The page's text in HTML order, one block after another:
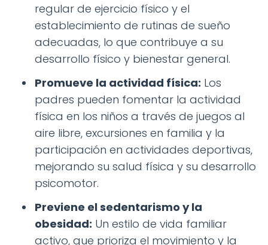
regular de ejercicio físico y el
establecimiento de rutinas de sueño
adecuadas, lo que contribuye a su
desarrollo físico y bienestar general.
Promueve la actividad física: Los
padres pueden fomentar la actividad
física en los niños a través de juegos al
aire libre, excursiones en familia y la
participación en actividades deportivas,
mejorando su salud física y su desarrollo
psicomotor.
Previene el sedentarismo y la
obesidad: Un estilo de vida familiar
activo, que prioriza el movimiento y la